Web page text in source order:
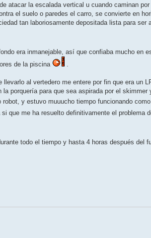
atacar la escalada vertical u cuando caminan
el suelo o paredes el carro, se convierte en
tan laboriosamente depositada lista para ser
era inmanejable, así que confiaba mucho en
de la piscina
al vertedero me entere por fin que era un
porquería para que sea aspirada por el skimmer
robot, y estuvo muuucho tiempo funcionando
que me ha resuelto definitivamente el problema
todo el tiempo y hasta 4 horas después del